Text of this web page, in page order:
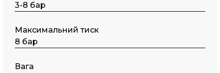
3-8 бар
Максимальний тиск
8 бар
Вага